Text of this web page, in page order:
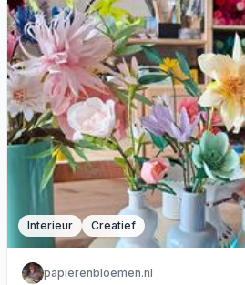
Interieur Creatief
papierenbloemen.nl